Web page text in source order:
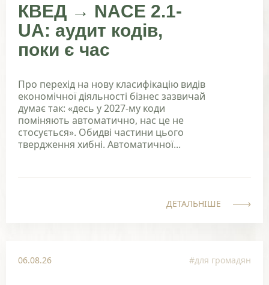
КВЕД → NACE 2.1-
UA: аудит кодів,
поки є час
Про перехід на нову класифікацію видів
економічної діяльності бізнес зазвичай
думає так: «десь у 2027-му коди
поміняють автоматично, нас це не
стосується». Обидві частини цього
твердження хибні. Автоматичної...
ДЕТАЛЬНІШЕ
06.08.26 #для громадян